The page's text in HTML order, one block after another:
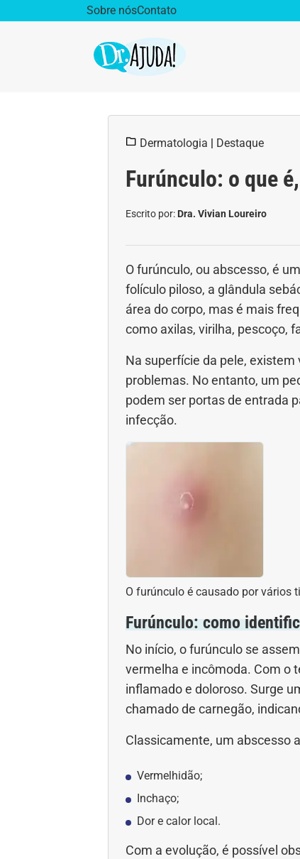
Sobre nósContato
Vida Saudável
Aparelho Digestivo
Cirurgia Plástica
Doenças Respiratórias
Gravidez
Ortopedia
Problemas Hormonais
Saúde do homem
Dermatologia | Destaque
Furúnculo: o que
Escrito por: Dra. Vivian Loureiro
O furúnculo, ou abscesso, é
folículo piloso, a glândula
área do corpo, mas é mais
como axilas, virilha, pescoço,
Na superfície da pele,
problemas. No entanto, um
podem ser portas de entrada
infecção.
O furúnculo é causado por vários
Furúnculo: como
No início, o furúnculo se
vermelha e incômoda. Com o
inflamado e doloroso. Surge
chamado de carnegão,
Classicamente, um abscesso
Vermelhidão;
Inchaço;
Dor e calor local.
Com a evolução, é possível